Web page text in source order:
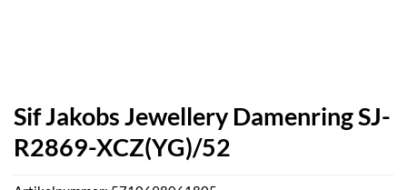
Sif Jakobs Jewellery Damenring SJ-
R2869-XCZ(YG)/52